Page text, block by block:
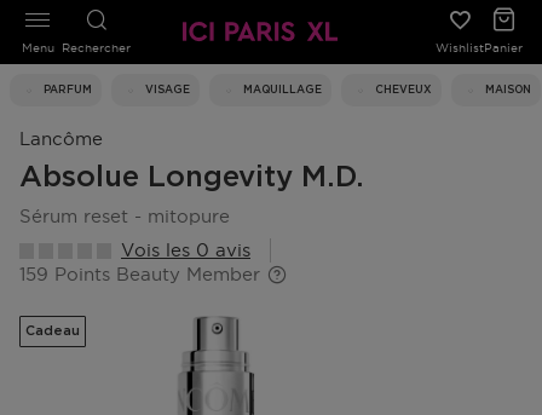
Rechercher WishlistPanier
PARFUM VISAGE MAQUILLAGE CHEVEUX MAISON
Menu
Lancôme
Absolue Longevity M.d.
sérum reset - mitopure
Vois les 0 avis
159 Points Beauty Member
Cadeau